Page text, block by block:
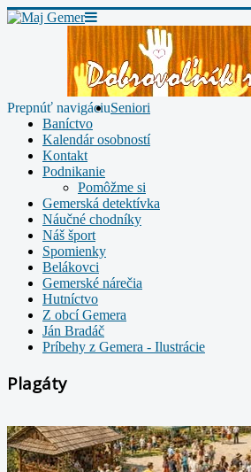
Prepnúť navigáciuSeniori
Baníctvo
Kalendár osobností
Kontakt
Podnikanie
Pomôžme si
Gemerská detektívka
Náučné chodníky
Náš šport
Spomienky
Belákovci
Gemerské nárečia
Hutníctvo
Z obcí Gemera
Ján Bradáč
Príbehy z Gemera - Ilustrácie
Plagáty